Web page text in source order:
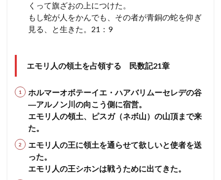
くって旗ざおの上につけた。
もし蛇が人をかんでも、その者が青銅の蛇を仰ぎ
見る、と生きた。21：9
エモリ人の領土を占領する 民数記21章
ホルマーオボテーイエ・ハアバリムーセレデの谷
―アルノン川の向こう側に宿営。
エモリ人の領土、ピスガ（ネボ山）の山頂まで来
た。
エモリ人の王に領土を通らせて欲しいと使者を送
った。
エモリ人の王シホンは戦うために出てきた。